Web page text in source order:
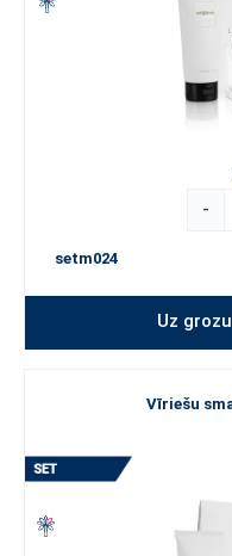
-
setm024
Uz grozu
Vīriešu